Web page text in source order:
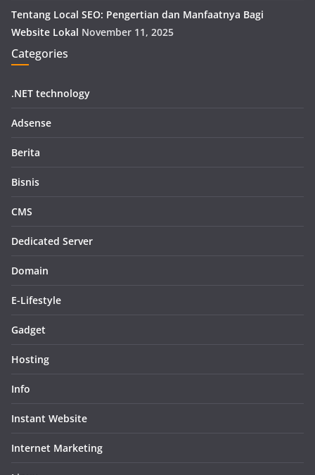
Tentang Local SEO: Pengertian dan Manfaatnya Bagi
Website Lokal November 11, 2025
Categories
.NET technology
Adsense
Berita
Bisnis
CMS
Dedicated Server
Domain
E-Lifestyle
Gadget
Hosting
Info
Instant Website
Internet Marketing